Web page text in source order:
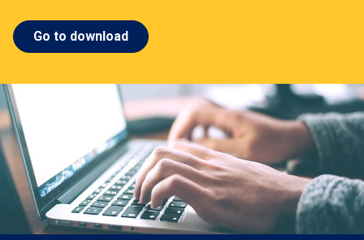
Go to download